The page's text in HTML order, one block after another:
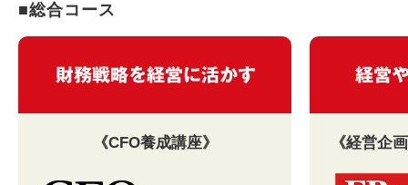
■総合コース
《CFO養成講座》 《経営企